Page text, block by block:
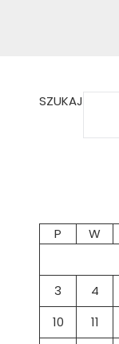
SZUKAJ
P W
3
4
10
11